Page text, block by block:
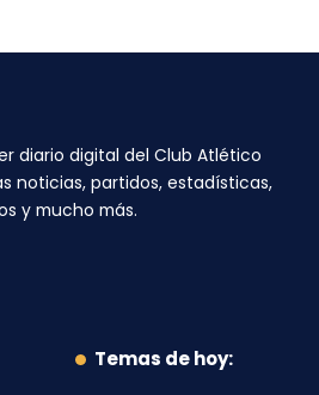
diario digital del Club Atlético
noticias, partidos, estadísticas,
y mucho más.
Temas de hoy: